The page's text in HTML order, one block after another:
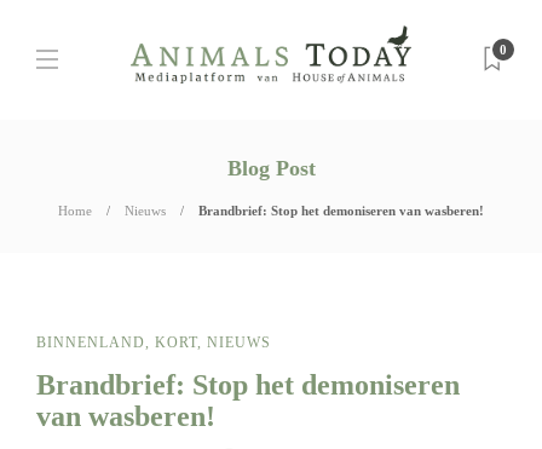
0
Blog Post
Home Nieuws Brandbrief: Stop het demoniseren van wasberen!
BINNENLAND, KORT, NIEUWS
Brandbrief: Stop het demoniseren
van wasberen!